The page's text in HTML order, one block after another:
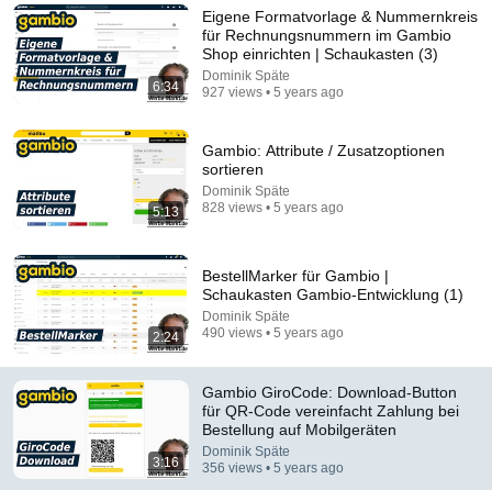
Comment...
🛒 Warenkorb Wochenende (3/6): Stand der Dinge
bei g2commerce
Dominik Späte 312 views
6:34
Eigene Formatvorlage & Nummernkreis
für Rechnungsnummern im Gambio
Shop einrichten | Schaukasten (3)
Dominik Späte
927 views • 5 years ago
5:13
Gambio: Attribute / Zusatzoptionen
sortieren
Dominik Späte
828 views • 5 years ago
2:24
BestellMarker für Gambio |
Schaukasten Gambio-Entwicklung (1)
Dominik Späte
490 views • 5 years ago
3:16
Gambio GiroCode: Download-Button
für QR-Code vereinfacht Zahlung bei
Bestellung auf Mobilgeräten
Dominik Späte
356 views • 5 years ago